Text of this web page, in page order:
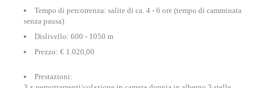
Tempo di percorrenza: salite di ca. 4 - 6 ore (tempo di camminata
senza pausa)
Dislivello: 600 - 1050 m
Prezzo: € 1.020,00
Prestazioni: